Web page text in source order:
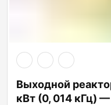
Выходной
кВт (0, 014 кГц)